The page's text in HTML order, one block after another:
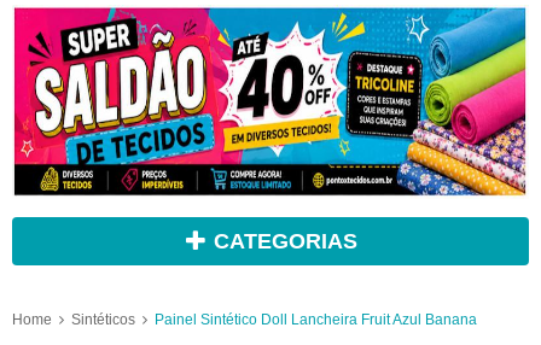
CATEGORIAS
Home Sintéticos Painel Sintético Doll Lancheira Fruit Azul Banana